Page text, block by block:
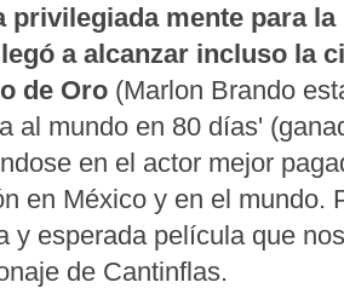
privilegiada mente para
a alcanzar incluso la
de Oro (Marlon Brando
al mundo en 80 días'
en el actor mejor
en México y en el mundo.
y esperada película que
de Cantinflas.